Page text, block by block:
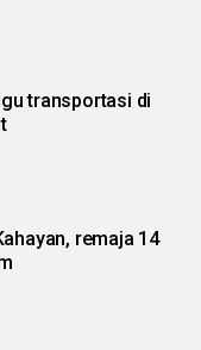
transportasi di
remaja 14